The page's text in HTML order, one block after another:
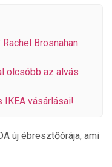
Brosnahan
olcsóbb az alvás
vásárlásai!
új ébresztőórája, ami